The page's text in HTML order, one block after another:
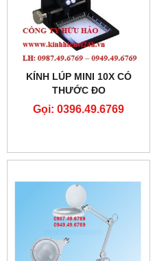
KÍNH LÚP MINI 10X CÓ
THƯỚC ĐO
Gọi: 0396.49.6769